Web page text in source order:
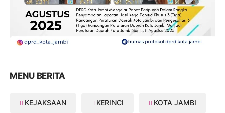
MENU BERITA
KEJAKSAAN KERINCI KOTA JAMBI